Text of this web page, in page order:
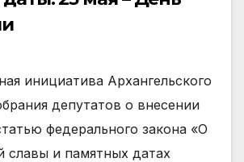
инициатива Архангельского
депутатов о внесении
федерального закона «О
славы и памятных датах